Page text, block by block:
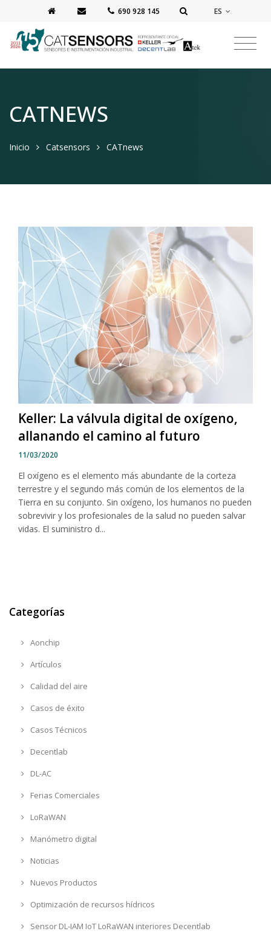
‭690 928 145‬ ES
CATNEWS
Inicio Catsensors CATnews
Keller: La válvula digital de oxígeno,
allanando el camino al futuro
11/03/2020
El oxígeno es el elemento más abundante de la corteza
terrestre y el segundo más común de los elementos de la
Tierra en su conjunto. Sin oxígeno, los humanos no pueden
sobrevivir y los profesionales de la salud no pueden salvar
vidas. El suministro d...
Categorías
Aonchip
Artículos
Calidad del aire
Casos de éxito
Casos Técnicos
Decentlab
DL-AC
Ferias Comerciales
LoRaWAN
Manómetro digital
Noticias
Nuevos Productos
Optimización de recursos hídricos
Sensor DL-IAM IoT LoRaWAN interiores Decentlab